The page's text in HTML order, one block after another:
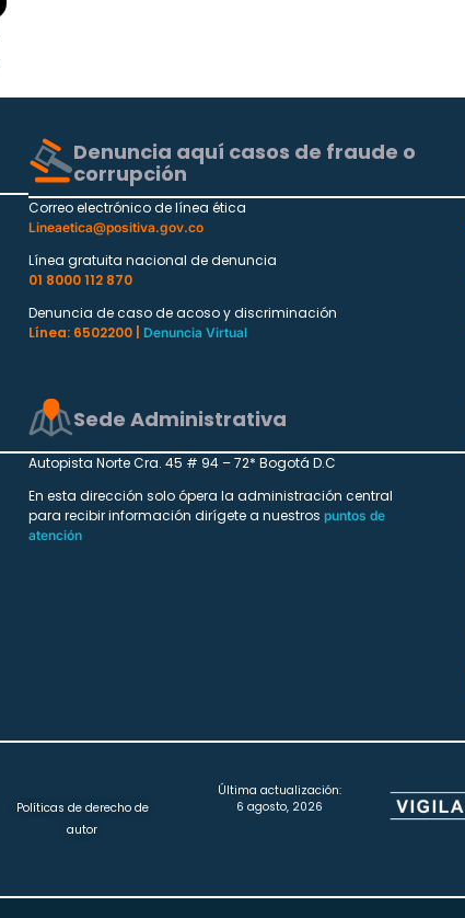
Denuncia aquí casos de fraude o
corrupción
Correo electrónico de línea ética
Lineaetica@positiva.gov.co
Línea gratuita nacional de denuncia
01 8000 112 870
Denuncia de caso de acoso y discriminación
Línea: 6502200 |
Denuncia Virtual
Sede Administrativa
Autopista Norte Cra. 45 # 94 – 72* Bogotá D.C
En esta dirección solo ópera la administración central
para recibir información dirígete a nuestros puntos de
atención
Políticas de derecho de
autor
Última actualización:
6 agosto, 2026